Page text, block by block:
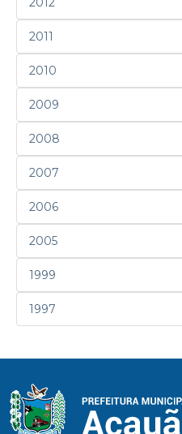
2011
2010
2009
2008
2007
2006
2005
1999
1997